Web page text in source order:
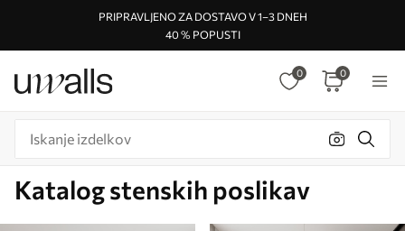
PRIPRAVLJENO ZA DOSTAVO V 1–3 DNEH
40 % POPUSTI
0 0
Katalog stenskih poslikav